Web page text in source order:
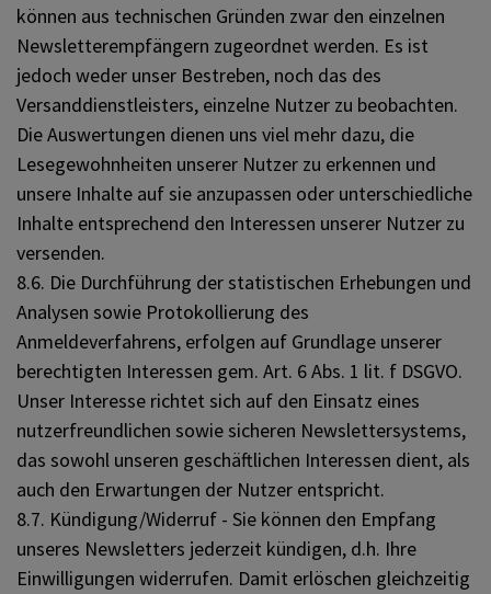
können aus technischen Gründen zwar den einzelnen
Newsletterempfängern zugeordnet werden. Es ist
jedoch weder unser Bestreben, noch das des
Versanddienstleisters, einzelne Nutzer zu beobachten.
Die Auswertungen dienen uns viel mehr dazu, die
Lesegewohnheiten unserer Nutzer zu erkennen und
unsere Inhalte auf sie anzupassen oder unterschiedliche
Inhalte entsprechend den Interessen unserer Nutzer zu
versenden.
8.6. Die Durchführung der statistischen Erhebungen und
Analysen sowie Protokollierung des
Anmeldeverfahrens, erfolgen auf Grundlage unserer
berechtigten Interessen gem. Art. 6 Abs. 1 lit. f DSGVO.
Unser Interesse richtet sich auf den Einsatz eines
nutzerfreundlichen sowie sicheren Newslettersystems,
das sowohl unseren geschäftlichen Interessen dient, als
auch den Erwartungen der Nutzer entspricht.
8.7. Kündigung/Widerruf - Sie können den Empfang
unseres Newsletters jederzeit kündigen, d.h. Ihre
Einwilligungen widerrufen. Damit erlöschen gleichzeitig